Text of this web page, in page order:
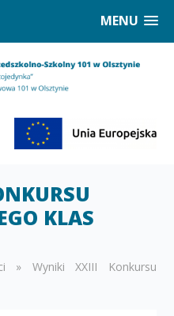
MENU
KLAS
» Wyniki XXIII Konkursu